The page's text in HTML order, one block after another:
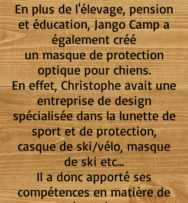
En plus de l'élevage, pension
et éducation, Jango Camp a
également créé
un masque de protection
optique pour chiens.
En effet, Christophe avait une
entreprise de design
spécialisée dans la lunette de
sport et de protection,
casque de ski/vélo, masque
de ski etc...
Il a donc apporté ses
compétences en matière de